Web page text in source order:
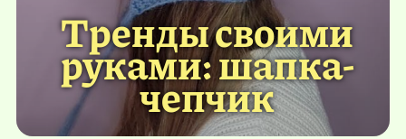
Тренды своими
руками: шапка-
чепчик